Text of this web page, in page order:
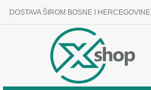
DOSTAVA ŠIROM BOSNE I HERCEGOVINE